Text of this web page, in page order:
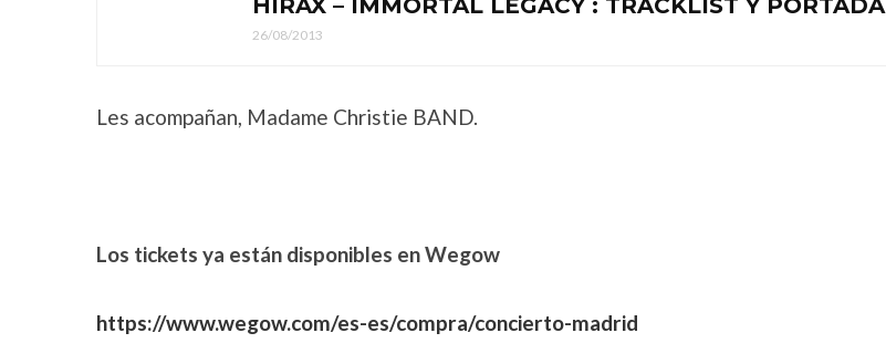
HIRAX – IMMORTAL LEGACY : TRACKLIST Y PORTADA
26/08/2013
Les acompañan, Madame Christie BAND.
Los tickets ya están disponibles en Wegow
https://www.wegow.com/es-es/compra/concierto-madrid